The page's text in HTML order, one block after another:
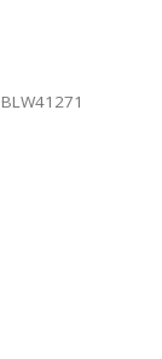
BLW41271